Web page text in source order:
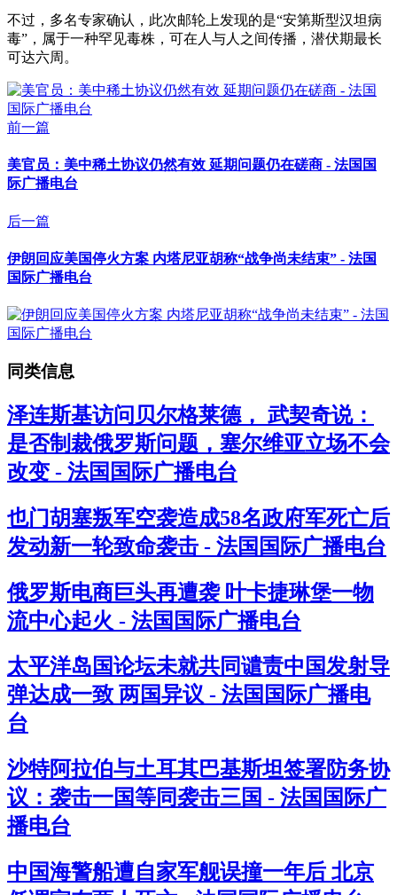
不过，多名专家确认，此次邮轮上发现的是“安第斯型汉坦病
毒”，属于一种罕见毒株，可在人与人之间传播，潜伏期最长
可达六周。
前一篇
美官员：美中稀土协议仍然有效 延期问题仍在磋商 - 法国国
际广播电台
后一篇
伊朗回应美国停火方案 内塔尼亚胡称“战争尚未结束” - 法国
国际广播电台
同类信息
泽连斯基访问贝尔格莱德， 武契奇说：
是否制裁俄罗斯问题，塞尔维亚立场不会
改变 - 法国国际广播电台
也门胡塞叛军空袭造成58名政府军死亡后
发动新一轮致命袭击 - 法国国际广播电台
俄罗斯电商巨头再遭袭 叶卡捷琳堡一物
流中心起火 - 法国国际广播电台
太平洋岛国论坛未就共同谴责中国发射导
弹达成一致 两国异议 - 法国国际广播电
台
沙特阿拉伯与土耳其巴基斯坦签署防务协
议：袭击一国等同袭击三国 - 法国国际广
播电台
中国海警船遭自家军舰误撞一年后 北京